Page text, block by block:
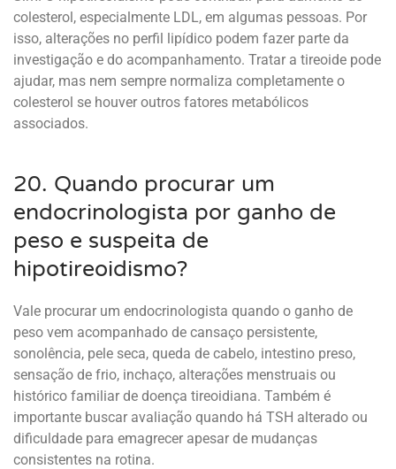
colesterol, especialmente LDL, em algumas pessoas. Por
isso, alterações no perfil lipídico podem fazer parte da
investigação e do acompanhamento. Tratar a tireoide pode
ajudar, mas nem sempre normaliza completamente o
colesterol se houver outros fatores metabólicos
associados.
20. Quando procurar um
endocrinologista por ganho de
peso e suspeita de
hipotireoidismo?
Vale procurar um endocrinologista quando o ganho de
peso vem acompanhado de cansaço persistente,
sonolência, pele seca, queda de cabelo, intestino preso,
sensação de frio, inchaço, alterações menstruais ou
histórico familiar de doença tireoidiana. Também é
importante buscar avaliação quando há TSH alterado ou
dificuldade para emagrecer apesar de mudanças
consistentes na rotina.